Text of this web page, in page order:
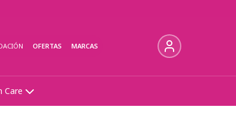
OFERTAS MARCAS
Care